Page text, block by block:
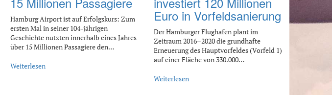
Hamburg Airport ist auf Erfolgskurs: Zum
ersten Mal in seiner 104-jährigen
Geschichte nutzten innerhalb eines Jahres
über 15 Millionen Passagiere den…
Weiterlesen
Euro in Vorfeldsanierung
Der Hamburger Flughafen plant im
Zeitraum 2016–2020 die grundhafte
Erneuerung des Hauptvorfeldes (Vorfeld 1)
auf einer Fläche von 330.000…
Weiterlesen